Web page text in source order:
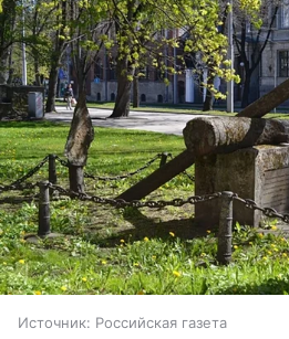
Источник: Российская газета